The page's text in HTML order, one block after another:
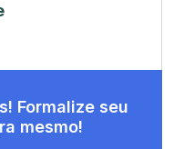
Formalize seu
mesmo!